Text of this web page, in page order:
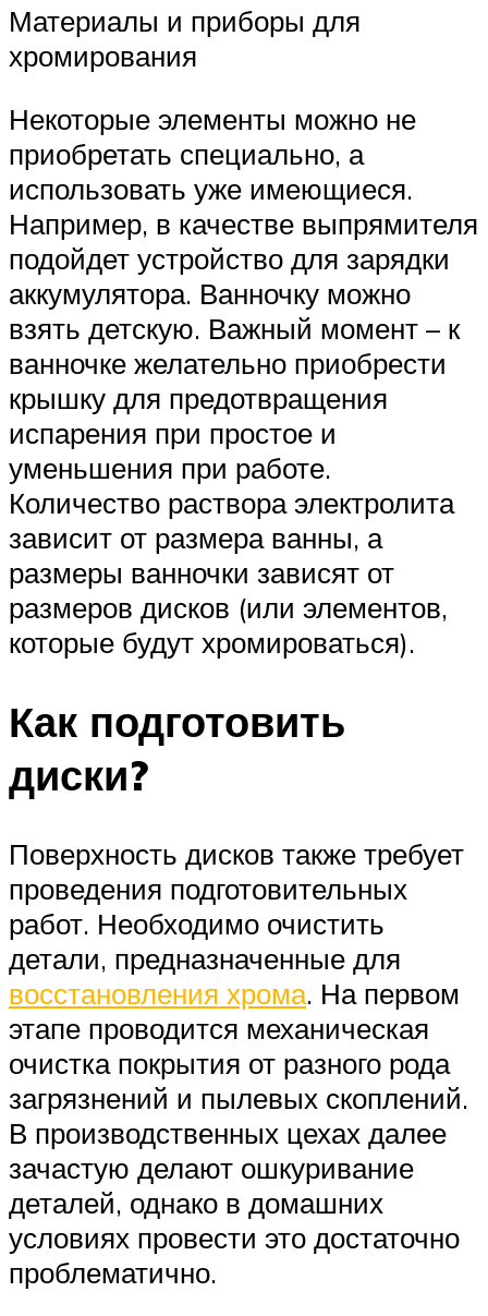
Материалы и приборы для
хромирования
Некоторые элементы можно не
приобретать специально, а
использовать уже имеющиеся.
Например, в качестве выпрямителя
подойдет устройство для зарядки
аккумулятора. Ванночку можно
взять детскую. Важный момент – к
ванночке желательно приобрести
крышку для предотвращения
испарения при простое и
уменьшения при работе.
Количество раствора электролита
зависит от размера ванны, а
размеры ванночки зависят от
размеров дисков (или элементов,
которые будут хромироваться).
Как подготовить
диски?
Поверхность дисков также требует
проведения подготовительных
работ. Необходимо очистить
детали, предназначенные для
восстановления хрома. На первом
этапе проводится механическая
очистка покрытия от разного рода
загрязнений и пылевых скоплений.
В производственных цехах далее
зачастую делают ошкуривание
деталей, однако в домашних
условиях провести это достаточно
проблематично.